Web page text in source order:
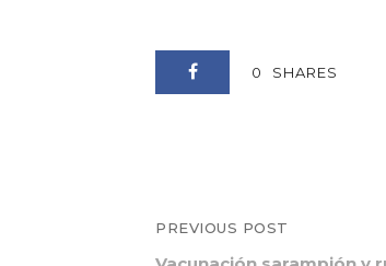
0 SHARES
PREVIOUS POST